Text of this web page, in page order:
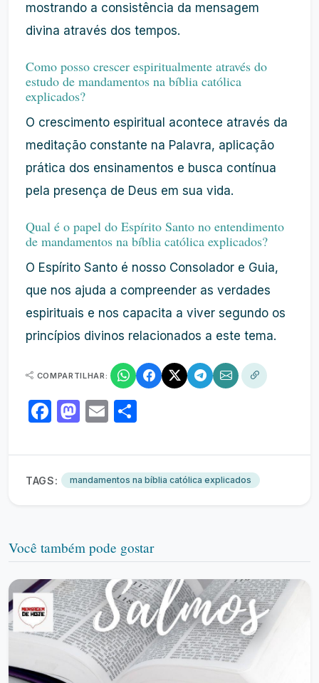
mostrando a consistência da mensagem
divina através dos tempos.
Como posso crescer espiritualmente através do
estudo de mandamentos na bíblia católica
explicados?
O crescimento espiritual acontece através da
meditação constante na Palavra, aplicação
prática dos ensinamentos e busca contínua
pela presença de Deus em sua vida.
Qual é o papel do Espírito Santo no entendimento
de mandamentos na bíblia católica explicados?
O Espírito Santo é nosso Consolador e Guia,
que nos ajuda a compreender as verdades
espirituais e nos capacita a viver segundo os
princípios divinos relacionados a este tema.
COMPARTILHAR:
Facebook
Mastodon
Email
TAGS: mandamentos na bíblia católica explicados
Você também pode gostar